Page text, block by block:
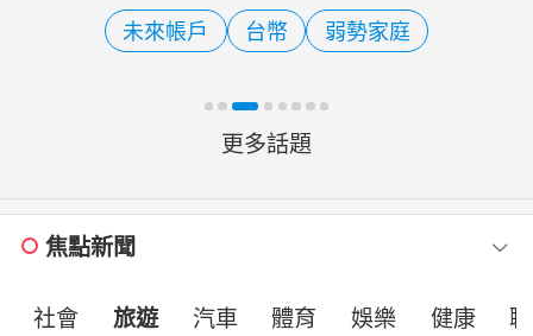
接力入鏡，宣傳「國家陪你一起養」人
口政策；總統賴清德
未來帳戶 台幣 弱勢家庭
更多話題
焦點新聞
社會 旅遊 汽車 體育 娛樂 健康